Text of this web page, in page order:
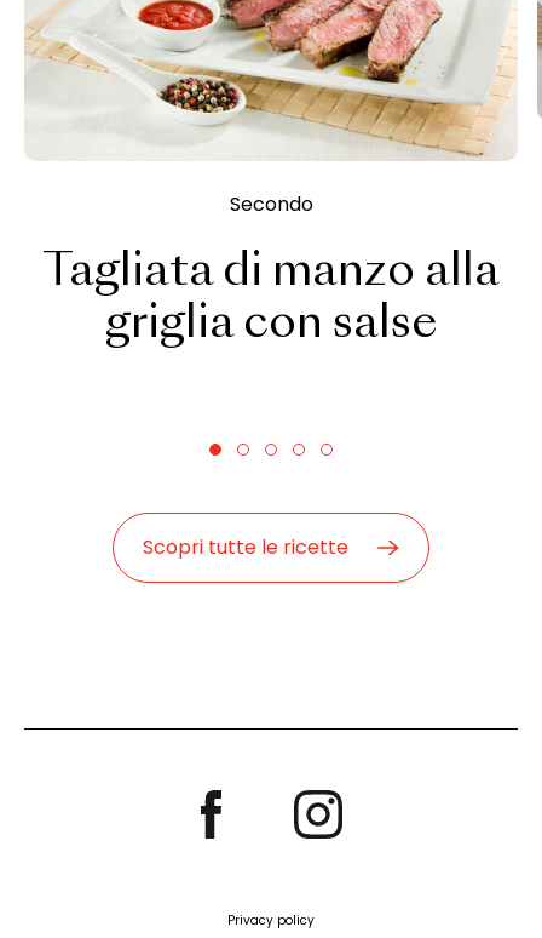
Secondo
Tagliata di manzo alla
griglia con salse
Scopri tutte le ricette
Privacy policy